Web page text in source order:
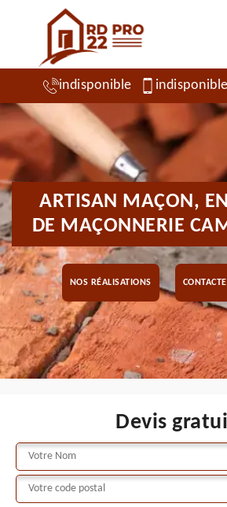
indisponible indisponible
ARTISAN MAÇON,
DE MAÇONNERIE
NOS RÉALISATIONS
Devis